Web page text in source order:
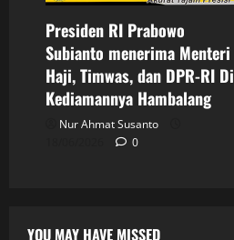
Presiden RI Prabowo
Subianto menerima Menteri
Haji, Timwas, dan DPR-RI Di
Kediamannya Hambalang
Nur Ahmat Susanto
0
YOU MAY HAVE MISSED